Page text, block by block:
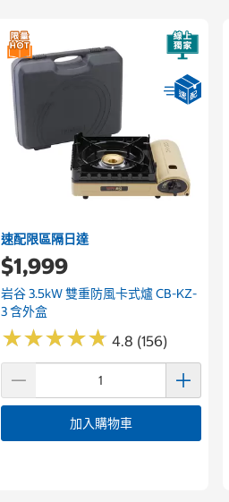
速配限區隔日達
$1,999
岩谷 3.5kW 雙重防風卡式爐 CB-KZ-
3 含外盒
★★★★★
★★★★★ 4.8 (156)
加入購物車